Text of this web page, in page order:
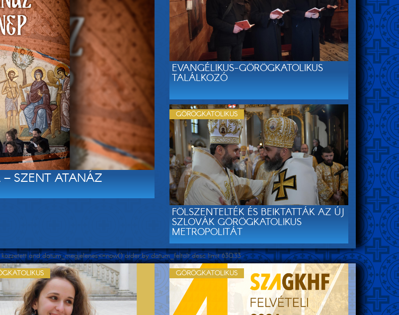
– SZENT ATANÁZ
EVANGÉLIKUS-GÖRÖGKATOLIKUS
TALÁLKOZÓ
FÖLSZENTELTÉK ÉS BEIKTATTÁK AZ ÚJ
SZLOVÁK GÖRÖGKATOLIKUS
METROPOLITÁT
GÖRÖGKATOLIKUS
and datum_megjelenes<=now() order by datum_feltolt desc limit 630,33
GÖRÖGKATOLIKUS